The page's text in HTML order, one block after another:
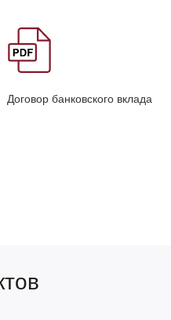
Договор банковского вклада